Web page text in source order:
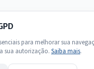
para melhorar sua
sua autorização. Saiba mais.